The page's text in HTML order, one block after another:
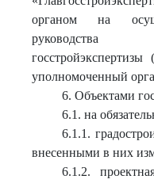
органом на
руководства
уполномоченный
6. Объектами
6.1. на
6.1.1.
внесенными в них
6.1.2.